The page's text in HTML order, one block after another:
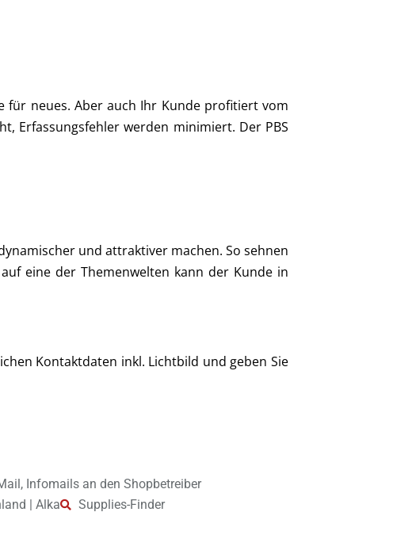
für neues. Aber auch Ihr Kunde profitiert vom
Erfassungsfehler werden minimiert. Der PBS
und attraktiver machen. So sehnen
eine der Themenwelten kann der Kunde in
Kontaktdaten inkl. Lichtbild und geben Sie
Infomails an den Shopbetreiber
| Alka
Supplies-Finder